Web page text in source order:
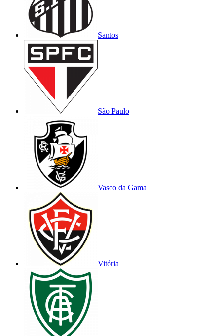
Santos
São Paulo
Vasco da Gama
Vitória